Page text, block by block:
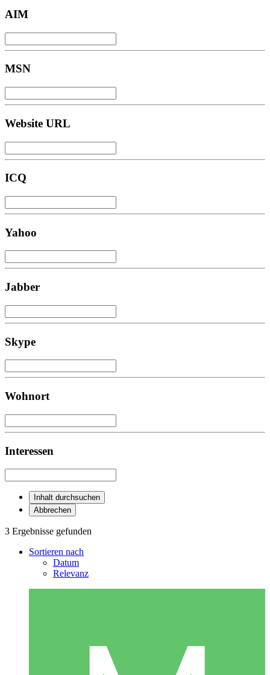
AIM
MSN
Website URL
ICQ
Yahoo
Jabber
Skype
Wohnort
Interessen
Inhalt durchsuchen
Abbrechen
3 Ergebnisse gefunden
Sortieren nach
Datum
Relevanz